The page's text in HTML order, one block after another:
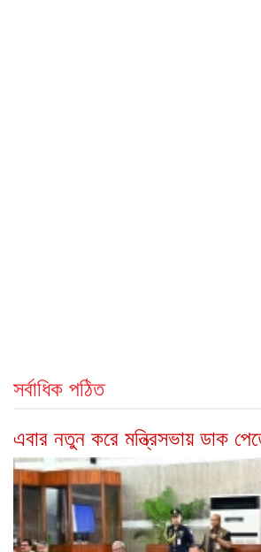
সর্বাধিক পঠিত
এবার নতুন করে মন্ত্রিসভায় ডাক